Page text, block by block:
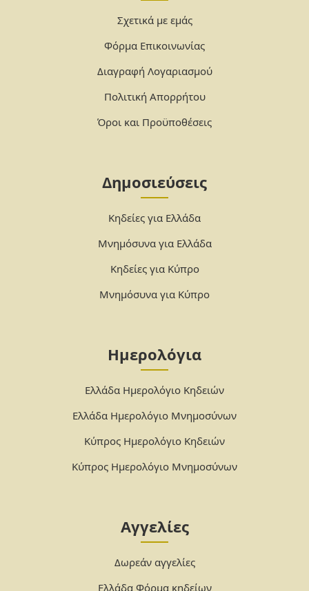
Σχετικά με εμάς
Φόρμα Επικοινωνίας
Διαγραφή Λογαριασμού
Πολιτική Απορρήτου
Όροι και Προϋποθέσεις
Δημοσιεύσεις
Κηδείες για Ελλάδα
Μνημόσυνα για Ελλάδα
Κηδείες για Κύπρο
Μνημόσυνα για Κύπρο
Ημερολόγια
Ελλάδα Ημερολόγιο Κηδειών
Ελλάδα Ημερολόγιο Μνημοσύνων
Κύπρος Ημερολόγιο Κηδειών
Κύπρος Ημερολόγιο Μνημοσύνων
Αγγελίες
Δωρεάν αγγελίες
Ελλάδα Φόρμα κηδείων